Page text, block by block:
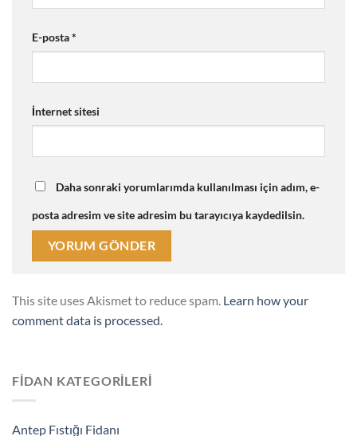
E-posta*
İnternet sitesi
Daha sonraki yorumlarımda kullanılması için adım, e-
posta adresim ve site adresim bu tarayıcıya kaydedilsin.
This site uses Akismet to reduce spam. Learn how your
comment data is processed.
FIDAN KATEGORILERI
Antep Fıstığı Fidanı